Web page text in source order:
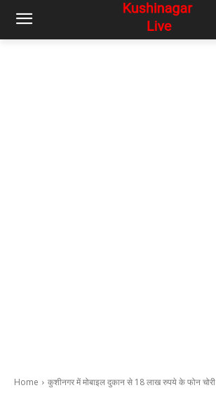
Home कुशीनगर में मोबाइल दुकान से 18 लाख रुपये के फोन चोरी